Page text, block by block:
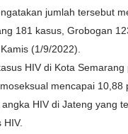
jumlah tersebut
181 kasus, Grobogan
(1/9/2022).
HIV di Kota
mencapai
HIV di Jateng yang